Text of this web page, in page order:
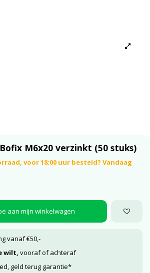
M6x20 verzinkt (50 stuks)
voor 18:00 uur besteld? Vandaag
aan mijn winkelwagen
vanaf €50,-
wilt, vooraf of achteraf
geld terug garantie*